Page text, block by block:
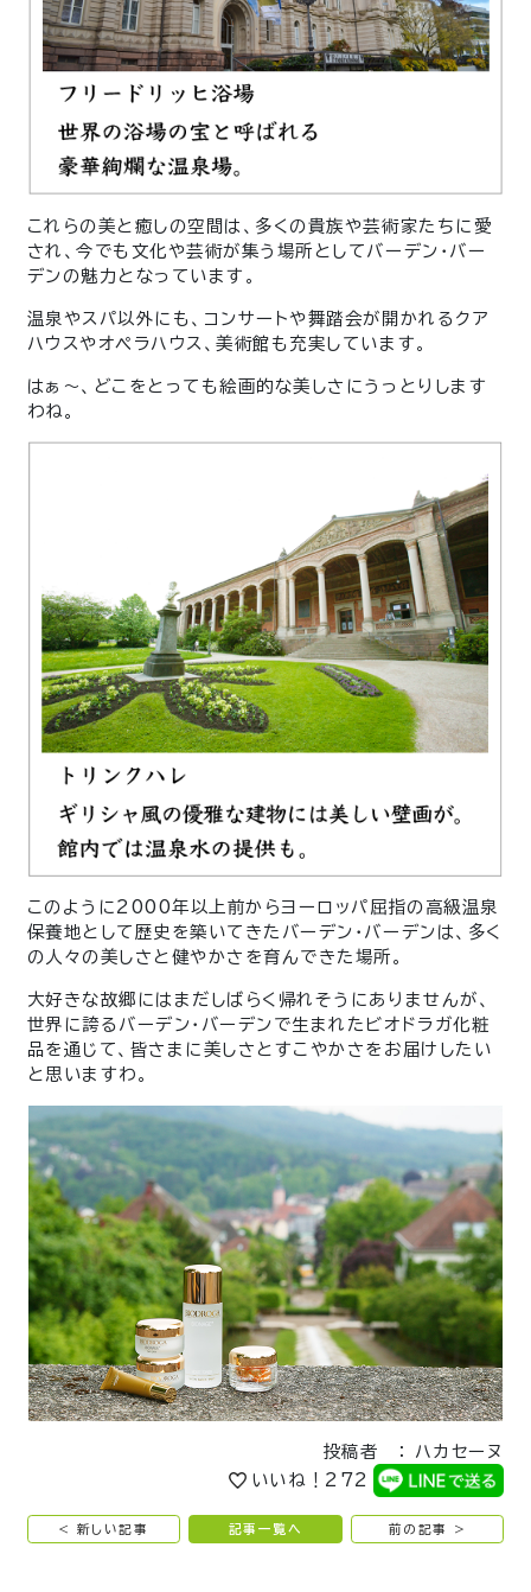
これらの美と癒しの空間は、多くの貴族や芸術家たちに愛
され、今でも文化や芸術が集う場所としてバーデン・バー
デンの魅力となっています。
温泉やスパ以外にも、コンサートや舞踏会が開かれるクア
ハウスやオペラハウス、美術館も充実しています。
はぁ〜、どこをとっても絵画的な美しさにうっとりします
わね。
このように2000年以上前からヨーロッパ屈指の高級温泉
保養地として歴史を築いてきたバーデン・バーデンは、多く
の人々の美しさと健やかさを育んできた場所。
大好きな故郷にはまだしばらく帰れそうにありませんが、
世界に誇るバーデン・バーデンで生まれたビオドラガ化粧
品を通じて、皆さまに美しさとすこやかさをお届けしたい
と思いますわ。
投稿者 ： ハカセーヌ
いいね！ 272
< 新しい記事 記事一覧へ 前の記事 >